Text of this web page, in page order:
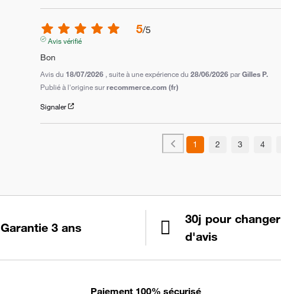
5/5
Avis vérifié
Bon
Avis du 18/07/2026 , suite à une expérience du28/06/2026 parGilles P.
Publié à l'origine surrecommerce.com (fr)
Signaler
1 2 3 4
Garantie 3 ans
30j pour changer
d'avis
Paiement 100% sécurisé